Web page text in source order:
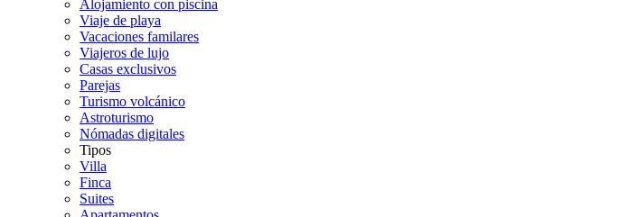
Alojamiento con piscina
Viaje de playa
Vacaciones familares
Viajeros de lujo
Casas exclusivos
Parejas
Turismo volcánico
Astroturismo
Nómadas digitales
Tipos
Villa
Finca
Suites